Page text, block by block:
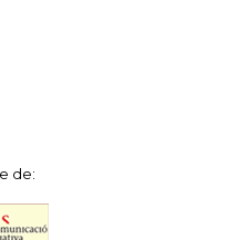
de: